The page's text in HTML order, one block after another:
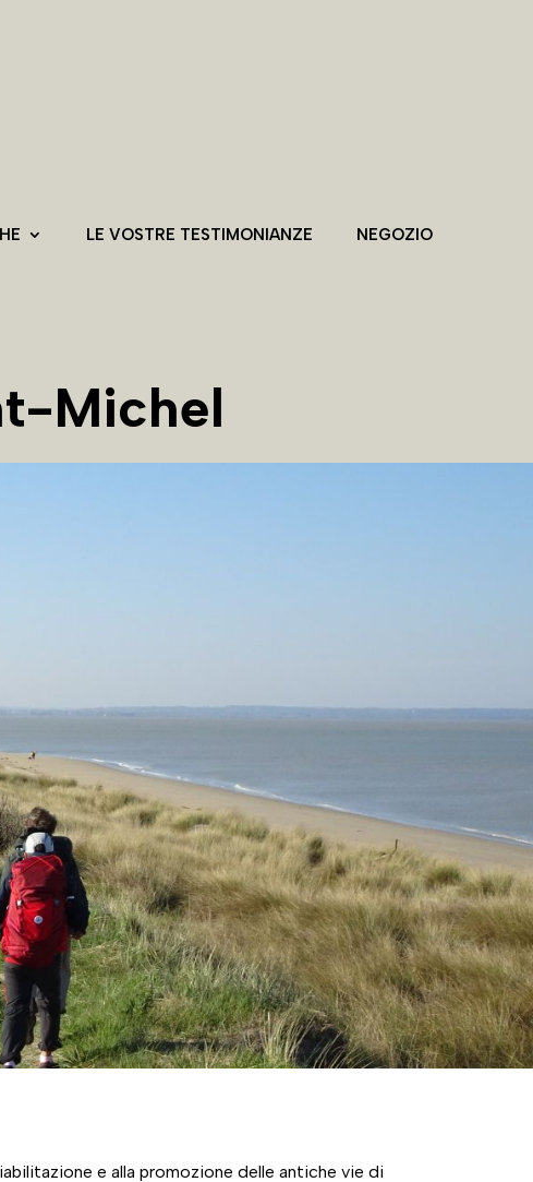
LE VOSTRE TESTIMONIANZE NEGOZIO
Michel
e alla promozione delle antiche vie di